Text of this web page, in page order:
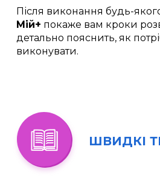
Після виконання будь-
Мій+ покаже вам кроки
детально пояснить, як
виконувати.
ШВИДКІ